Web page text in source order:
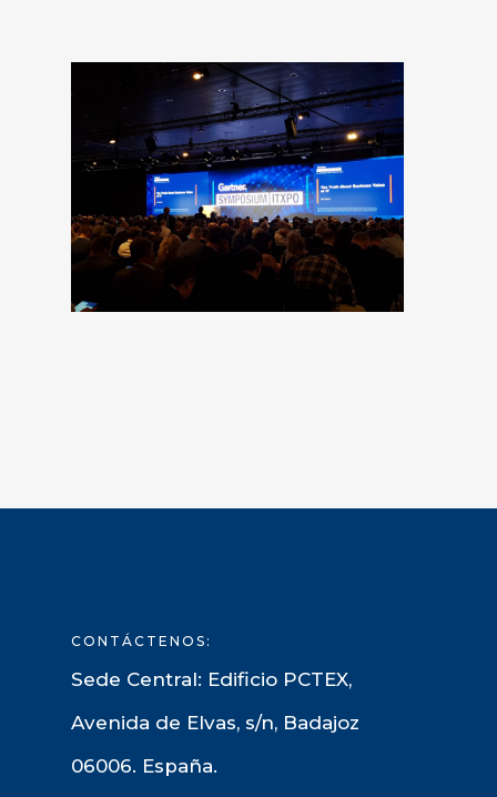
CONTÁCTENOS:
Sede Central: Edificio PCTEX,
Avenida de Elvas, s/n, Badajoz
06006. España.